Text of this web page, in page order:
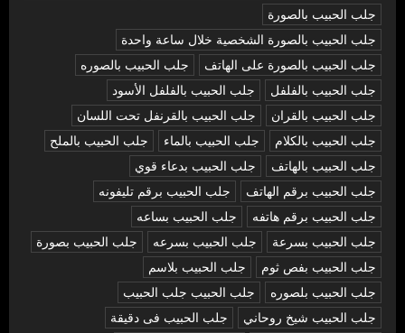
جلب الحبيب بالصورة
جلب الحبيب بالصورة الشخصية خلال ساعة واحدة
جلب الحبيب بالصورة على الهاتف
جلب الحبيب بالصوره
جلب الحبيب بالفلفل
جلب الحبيب بالفلفل الأسود
جلب الحبيب بالقران
جلب الحبيب بالقرنفل تحت اللسان
جلب الحبيب بالكلام
جلب الحبيب بالماء
جلب الحبيب بالملح
جلب الحبيب بالهاتف
جلب الحبيب بدعاء قوي
جلب الحبيب برقم الهاتف
جلب الحبيب برقم تليفونه
جلب الحبيب برقم هاتفه
جلب الحبيب بساعه
جلب الحبيب بسرعة
جلب الحبيب بسرعه
جلب الحبيب بصورة
جلب الحبيب بفص ثوم
جلب الحبيب بلاسم
جلب الحبيب بلصوره
جلب الحبيب جلب الحبيب
جلب الحبيب شيخ روحاني
جلب الحبيب فى دقيقة